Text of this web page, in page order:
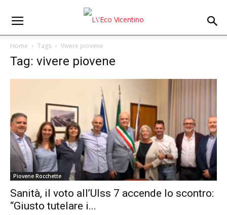
Home Tags Vivere piovene
Tag: vivere piovene
Piovene Rocchette
Sanità, il voto all’Ulss 7 accende lo scontro:
“Giusto tutelare i...